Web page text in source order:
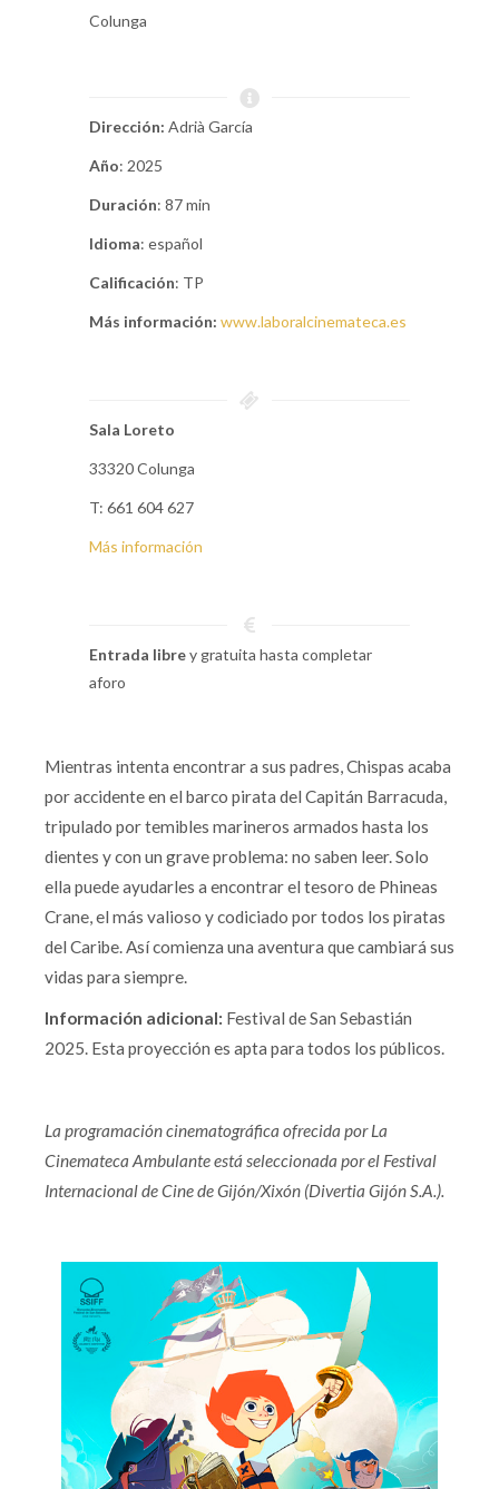
Colunga
Dirección: Adrià García
Año: 2025
Duración: 87 min
Idioma: español
Calificación: TP
Más información: www.laboralcinemateca.es
Sala Loreto
33320 Colunga
T: 661 604 627
Más información
Entrada librey gratuita hasta completar
aforo
Mientras intenta encontrar a sus padres, Chispas acaba
por accidente en el barco pirata del Capitán Barracuda,
tripulado por temibles marineros armados hasta los
dientes y con un grave problema: no saben leer. Solo
ella puede ayudarles a encontrar el tesoro de Phineas
Crane, el más valioso y codiciado por todos los piratas
del Caribe. Así comienza una aventura que cambiará sus
vidas para siempre.
Información adicional: Festival de San Sebastián
2025. Esta proyección es apta para todos los públicos.
La programación cinematográfica ofrecida por La
Cinemateca Ambulante está seleccionada por el Festival
Internacional de Cine de Gijón/Xixón (Divertia Gijón S.A.).